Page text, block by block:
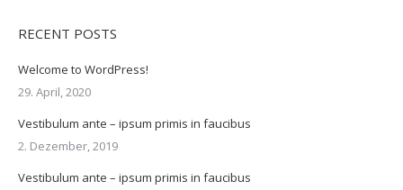
RECENT POSTS
Welcome to WordPress!
29. April, 2020
Vestibulum ante – ipsum primis in faucibus
2. Dezember, 2019
Vestibulum ante – ipsum primis in faucibus